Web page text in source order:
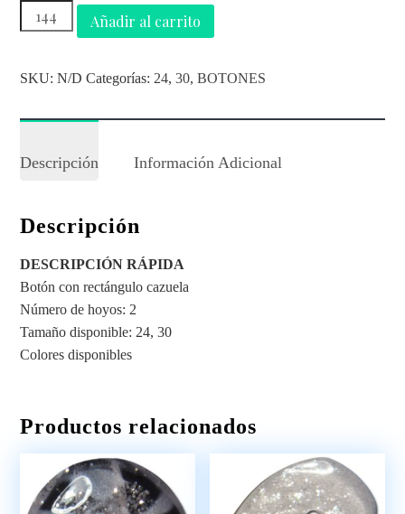
Añadir al carrito
SKU:N/D Categorías: 24,30,BOTONES
Descripción Información Adicional
Descripción
DESCRIPCIÓN RÁPIDA
Botón con rectángulo cazuela
Número de hoyos: 2
Tamaño disponible: 24, 30
Colores disponibles
Productos relacionados